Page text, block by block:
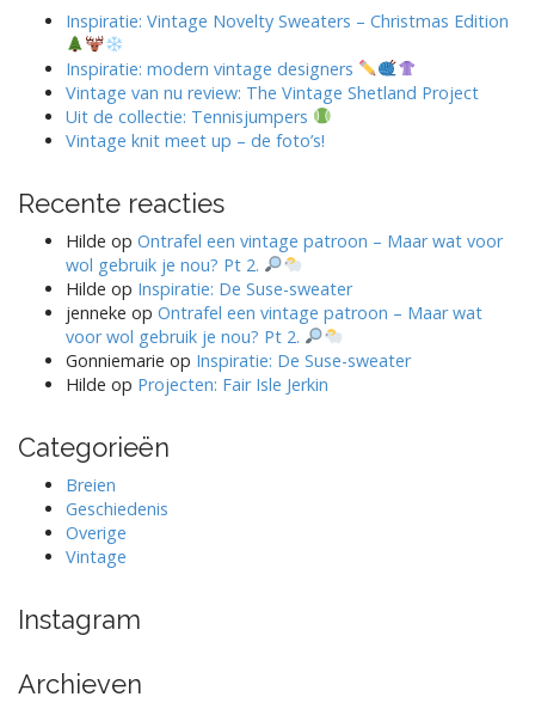
Inspiratie: Vintage Novelty Sweaters – Christmas Edition
Inspiratie: modern vintage designers
Vintage van nu review: The Vintage Shetland Project
Uit de collectie: Tennisjumpers
Vintage knit meet up – de foto’s!
Recente reacties
Hilde op Ontrafel een vintage patroon – Maar wat voor
wol gebruik je nou? Pt 2.
Hilde op Inspiratie: De Suse-sweater
jenneke op Ontrafel een vintage patroon – Maar wat
voor wol gebruik je nou? Pt 2.
Gonniemarie op Inspiratie: De Suse-sweater
Hilde op Projecten: Fair Isle Jerkin
Categorieën
Breien
Geschiedenis
Overige
Vintage
Instagram
Archieven